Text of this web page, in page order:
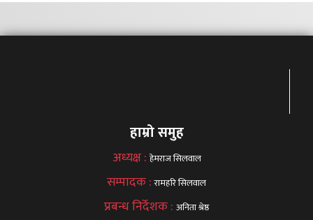
हाम्रो समुह
अध्यक्ष : हेमराज सिलवाल
सम्पादक :रामहरि सिलवाल
प्रबन्ध निर्देशक : अनिता श्रेष्ठ